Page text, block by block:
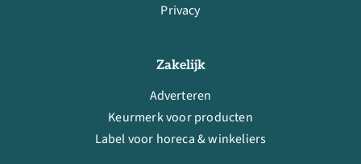
Privacy
Zakelijk
Adverteren
Keurmerk voor producten
Label voor horeca & winkeliers